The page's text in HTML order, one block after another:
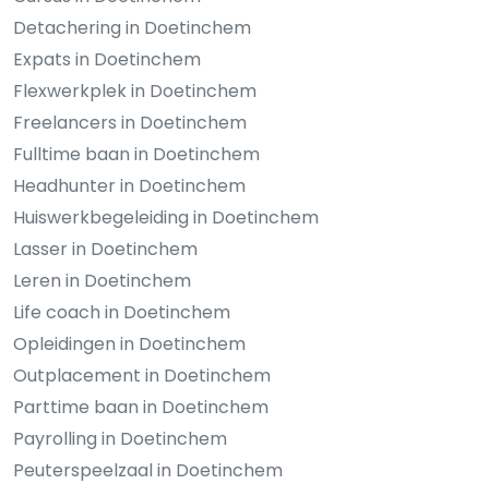
Detachering in Doetinchem
Expats in Doetinchem
Flexwerkplek in Doetinchem
Freelancers in Doetinchem
Fulltime baan in Doetinchem
Headhunter in Doetinchem
Huiswerkbegeleiding in Doetinchem
Lasser in Doetinchem
Leren in Doetinchem
Life coach in Doetinchem
Opleidingen in Doetinchem
Outplacement in Doetinchem
Parttime baan in Doetinchem
Payrolling in Doetinchem
Peuterspeelzaal in Doetinchem